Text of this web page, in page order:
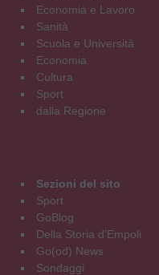
Economia e Lavoro
Sanità
Scuola e Università
Economia
Cultura
Sport
dalla Regione
Sezioni del sito
Sport
GoBlog
Della Storia d'Empoli
Go(od) News
Sondaggi